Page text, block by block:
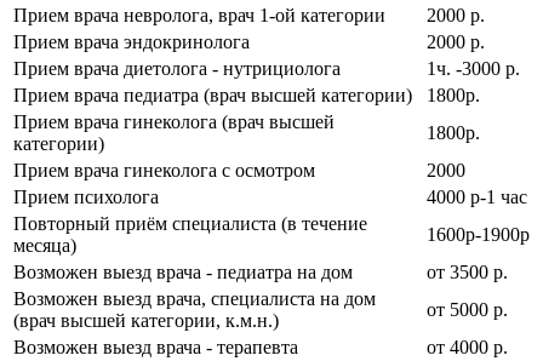
Прием врача невролога, врач 1-ой категории
2000 р.
Прием врача эндокринолога
2000 р.
Прием врача диетолога - нутрициолога
1ч. -3000 р.
Прием врача педиатра (врач высшей категории)
1800р.
Прием врача гинеколога (врач высшей
категории)
1800р.
Прием врача гинеколога с осмотром
2000
Прием психолога
4000 р-1 час
Повторный приём специалиста (в течение
месяца)
1600р-1900р
Возможен выезд врача - педиатра на дом
от 3500 р.
Возможен выезд врача, специалиста на дом
(врач высшей категории, к.м.н.)
от 5000 р.
Возможен выезд врача - терапевта
от 4000 р.